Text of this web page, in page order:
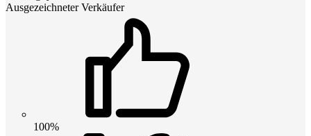
Ausgezeichneter Verkäufer
100%